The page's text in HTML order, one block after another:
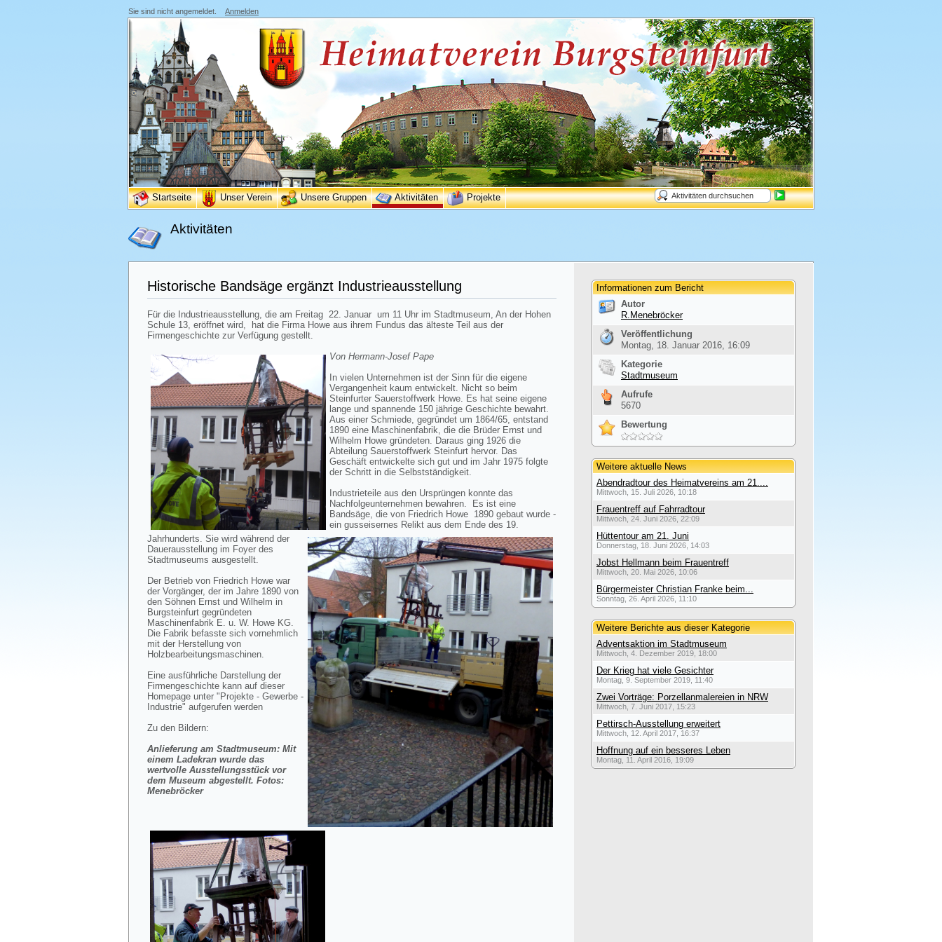
Sie sind nicht angemeldet. Anmelden
Startseite Unser Verein Unsere Gruppen Aktivitäten Projekte
Aktivitäten
Historische Bandsäge ergänzt Industrieausstellung
Für die Industrieausstellung, die am Freitag 22. Januar um 11 Uhr im Stadtmuseum, An der Hohen
Schule 13, eröffnet wird, hat die Firma Howe aus ihrem Fundus das älteste Teil aus der
Firmengeschichte zur Verfügung gestellt.
Von Hermann-Josef Pape
In vielen Unternehmen ist der Sinn für die eigene
Vergangenheit kaum entwickelt. Nicht so beim
Steinfurter Sauerstoffwerk Howe. Es hat seine eigene
lange und spannende 150 jährige Geschichte bewahrt.
Aus einer Schmiede, gegründet um 1864/65, entstand
1890 eine Maschinenfabrik, die die Brüder Ernst und
Wilhelm Howe gründeten. Daraus ging 1926 die
Abteilung Sauerstoffwerk Steinfurt hervor. Das
Geschäft entwickelte sich gut und im Jahr 1975 folgte
der Schritt in die Selbstständigkeit.
Industrieteile aus den Ursprüngen konnte das
Nachfolgeunternehmen bewahren. Es ist eine
Bandsäge, die von Friedrich Howe 1890 gebaut wurde -
ein gusseisernes Relikt aus dem Ende des 19.
Jahrhunderts. Sie wird während der
Dauerausstellung im Foyer des
Stadtmuseums ausgestellt.
Der Betrieb von Friedrich Howe war
der Vorgänger, der im Jahre 1890 von
den Söhnen Ernst und Wilhelm in
Burgsteinfurt gegründeten
Maschinenfabrik E. u. W. Howe KG.
Die Fabrik befasste sich vornehmlich
mit der Herstellung von
Holzbearbeitungsmaschinen.
Eine ausführliche Darstellung der
Firmengeschichte kann auf dieser
Homepage unter "Projekte - Gewerbe -
Industrie" aufgerufen werden
Zu den Bildern:
Anlieferung am Stadtmuseum: Mit
einem Ladekran wurde das
wertvolle Ausstellungsstück vor
dem Museum abgestellt. Fotos:
Menebröcker
Informationen zum Bericht
Autor
R.Menebröcker
Veröffentlichung
Montag, 18. Januar 2016, 16:09
Kategorie
Stadtmuseum
Aufrufe
5670
Bewertung
Weitere aktuelle News
Abendradtour des Heimatvereins am 21....
Mittwoch, 15. Juli 2026, 10:18
Frauentreff auf Fahrradtour
Mittwoch, 24. Juni 2026, 22:09
Hüttentour am 21. Juni
Donnerstag, 18. Juni 2026, 14:03
Jobst Hellmann beim Frauentreff
Mittwoch, 20. Mai 2026, 10:06
Bürgermeister Christian Franke beim...
Sonntag, 26. April 2026, 11:10
Weitere Berichte aus dieser Kategorie
Adventsaktion im Stadtmuseum
Mittwoch, 4. Dezember 2019, 18:00
Der Krieg hat viele Gesichter
Montag, 9. September 2019, 11:40
Zwei Vorträge: Porzellanmalereien in NRW
Mittwoch, 7. Juni 2017, 15:23
Pettirsch-Ausstellung erweitert
Mittwoch, 12. April 2017, 16:37
Hoffnung auf ein besseres Leben
Montag, 11. April 2016, 19:09